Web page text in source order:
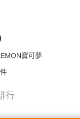
寶可夢
行